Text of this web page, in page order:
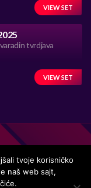
VIEW SET
tvrdjava
VIEW SET
to the great
tvoje korisničko
naš web sajt,